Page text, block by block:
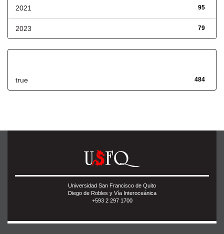
95
2021
79
2023
484
true
Universidad San Francisco de Quito
Diego de Robles y Vía Interoceánica
+593 2 297 1700